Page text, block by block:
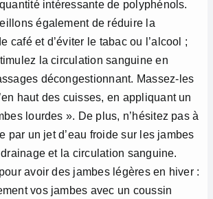
intéressante de polyphénols.
également de réduire la
café et d’éviter le tabac ou l’alcool ;
la circulation sanguine en
décongestionnant. Massez-les
haut des cuisses, en appliquant un
lourdes ». De plus, n’hésitez pas à
par un jet d’eau froide sur les jambes
et la circulation sanguine.
avoir des jambes légères en hiver :
vos jambes avec un coussin